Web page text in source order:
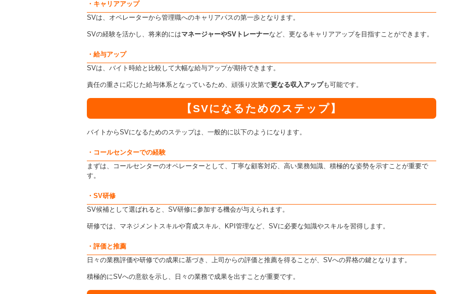
・キャリアアップ
SVは、オペレーターから管理職へのキャリアパスの第一歩となります。
SVの経験を活かし、将来的にはマネージャーやSVトレーナーなど、更なるキャリアアップを目指すことができます。
・給与アップ
SVは、バイト時給と比較して大幅な給与アップが期待できます。
責任の重さに応じた給与体系となっているため、頑張り次第で更なる収入アップも可能です。
【SVになるためのステップ】
バイトからSVになるためのステップは、一般的に以下のようになります。
・コールセンターでの経験
まずは、コールセンターのオペレーターとして、丁寧な顧客対応、高い業務知識、積極的な姿勢を示すことが重要で
す。
・SV研修
SV候補として選ばれると、SV研修に参加する機会が与えられます。
研修では、マネジメントスキルや育成スキル、KPI管理など、SVに必要な知識やスキルを習得します。
・評価と推薦
日々の業務評価や研修での成果に基づき、上司からの評価と推薦を得ることが、SVへの昇格の鍵となります。
積極的にSVへの意欲を示し、日々の業務で成果を出すことが重要です。